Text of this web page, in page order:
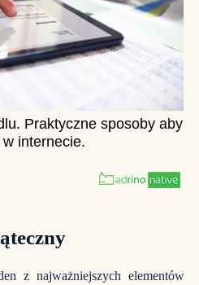
z najważniejszych elementów